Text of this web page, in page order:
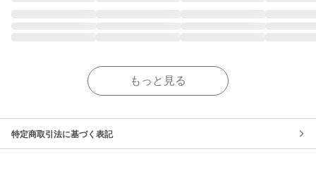
もっと見る
特定商取引法に基づく表記